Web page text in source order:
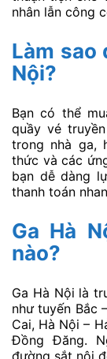
nhân lẫn công
Làm sao
Nội?
Bạn có thể
quầy vé
trong nhà ga,
thức và các
bạn dễ dàng
thanh toán
Ga Hà
nào?
Ga Hà Nội là
như tuyến Bắc
Cai, Hà Nội –
Đồng Đăng.
đường sắt nội